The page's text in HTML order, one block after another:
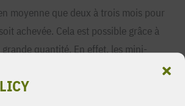
moyenne que deux à trois mois pour
achevée. Cela est possible grâce à
quantité. En effet, les mini-
dans une usine.